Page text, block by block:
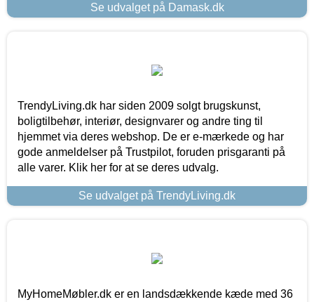
Se udvalget på Damask.dk
TrendyLiving.dk har siden 2009 solgt brugskunst,
boligtilbehør, interiør, designvarer og andre ting til
hjemmet via deres webshop. De er e-mærkede og har
gode anmeldelser på Trustpilot, foruden prisgaranti på
alle varer. Klik her for at se deres udvalg.
Se udvalget på TrendyLiving.dk
MyHomeMøbler.dk er en landsdækkende kæde med 36